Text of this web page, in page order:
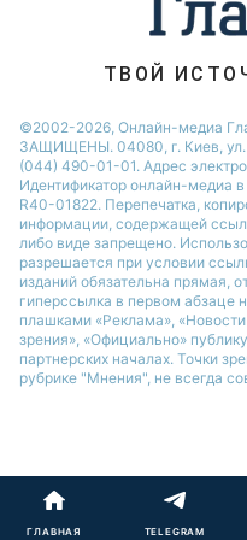
Новости Житомира
Новости Ровно
Новости Запорожья
ТВОЙ
©2002-2026, Онлайн-медиа
ЗАЩИЩЕНЫ. 04080, г. Киев, ул.
(044) 490-01-01. Адрес
Идентификатор онлайн-медиа
R40-01822. Перепечатка,
информации, содержащей
либо виде запрещено.
разрешается при условии
изданий обязательна прямая,
гиперссылка в первом абзаце
плашками «Реклама»,
зрения», «Официально»
партнерских началах. Точки
рубрике "Мнения", не всегда
ГЛАВНАЯ TELEGRAM